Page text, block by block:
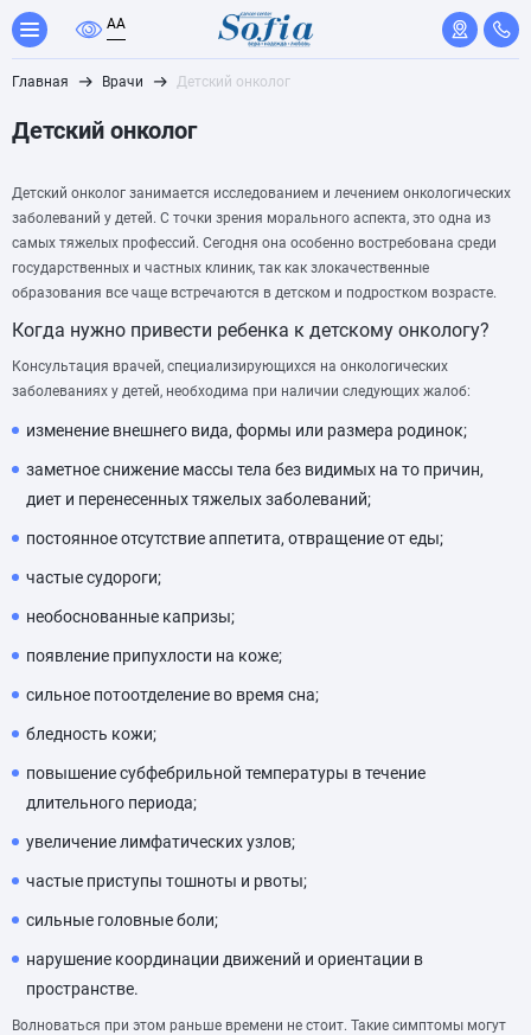
AA
Главная Врачи Детский онколог
Детский онколог
Детский онколог занимается исследованием и лечением онкологических
заболеваний у детей. С точки зрения морального аспекта, это одна из
самых тяжелых профессий. Сегодня она особенно востребована среди
государственных и частных клиник, так как злокачественные
образования все чаще встречаются в детском и подростком возрасте.
Когда нужно привести ребенка к детскому онкологу?
Консультация врачей, специализирующихся на онкологических
заболеваниях у детей, необходима при наличии следующих жалоб:
изменение внешнего вида, формы или размера родинок;
заметное снижение массы тела без видимых на то причин,
диет и перенесенных тяжелых заболеваний;
постоянное отсутствие аппетита, отвращение от еды;
частые судороги;
необоснованные капризы;
появление припухлости на коже;
сильное потоотделение во время сна;
бледность кожи;
повышение субфебрильной температуры в течение
длительного периода;
увеличение лимфатических узлов;
частые приступы тошноты и рвоты;
сильные головные боли;
нарушение координации движений и ориентации в
пространстве.
Волноваться при этом раньше времени не стоит. Такие симптомы могут